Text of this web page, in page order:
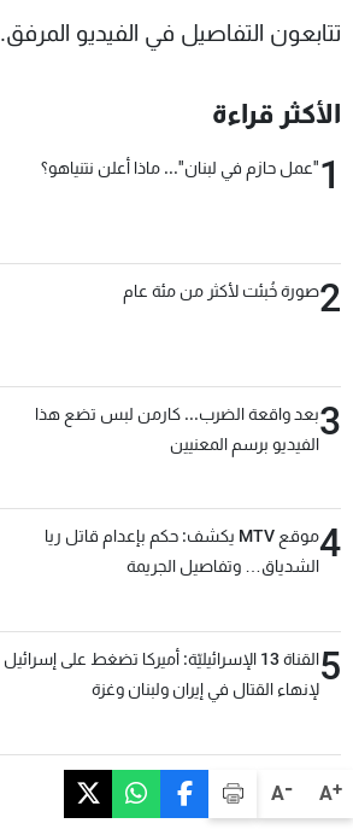
A+
A-
تتابعون التفاصيل في الفيديو المرفق.
الأكثر قراءة
1"عمل حازم في لبنان"... ماذا أعلن نتنياهو؟
2صورة خُبئت لأكثر من مئة عام
3بعد واقعة الضرب... كارمن لبس تضع هذا
الفيديو برسم المعنيين
4
موقع MTV يكشف: حكم بإعدام قاتل ريا
الشدياق… وتفاصيل الجريمة
5
القناة 13 الإسرائيليّة: أميركا تضغط على إسرائيل
لإنهاء القتال في إيران ولبنان وغزة